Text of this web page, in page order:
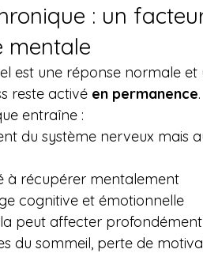
: un
mentale
est une réponse normale
reste activé en permanence.
entraîne :
du système nerveux mais
à récupérer mentalement
cognitive et émotionnelle
peut affecter
du sommeil, perte de